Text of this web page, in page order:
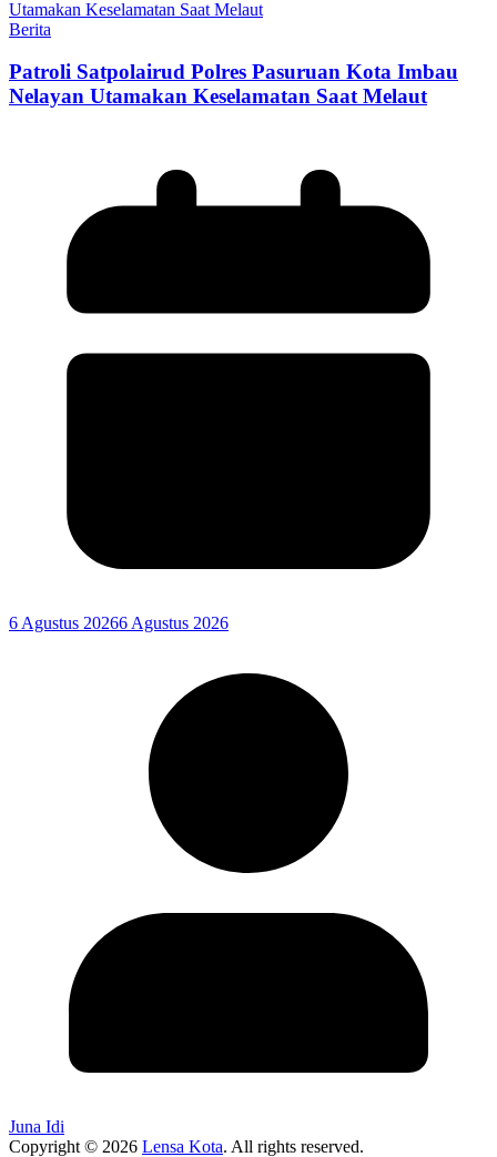
Berita
Patroli Satpolairud Polres Pasuruan Kota Imbau
Nelayan Utamakan Keselamatan Saat Melaut
6 Agustus 20266 Agustus 2026
Juna Idi
Copyright © 2026 Lensa Kota. All rights reserved.